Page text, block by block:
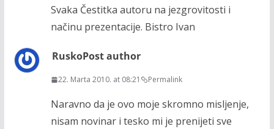
Svaka Čestitka autoru na jezgrovitosti i
načinu prezentacije. Bistro Ivan
RuskoPost author
22. Marta 2010. at 08:21 Permalink
Naravno da je ovo moje skromno misljenje,
nisam novinar i tesko mi je prenijeti sve